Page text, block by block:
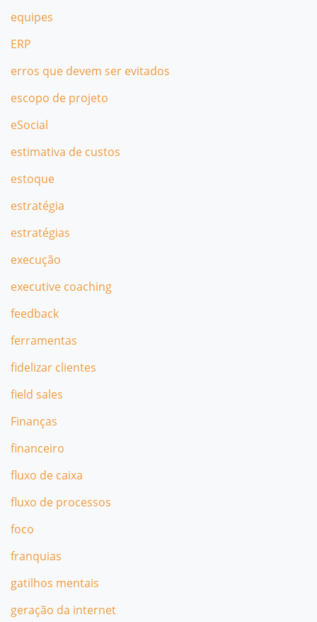
equipes
ERP
erros que devem ser evitados
escopo de projeto
eSocial
estimativa de custos
estoque
estratégia
estratégias
execução
executive coaching
feedback
ferramentas
fidelizar clientes
field sales
Finanças
financeiro
fluxo de caixa
fluxo de processos
foco
franquias
gatilhos mentais
geração da internet